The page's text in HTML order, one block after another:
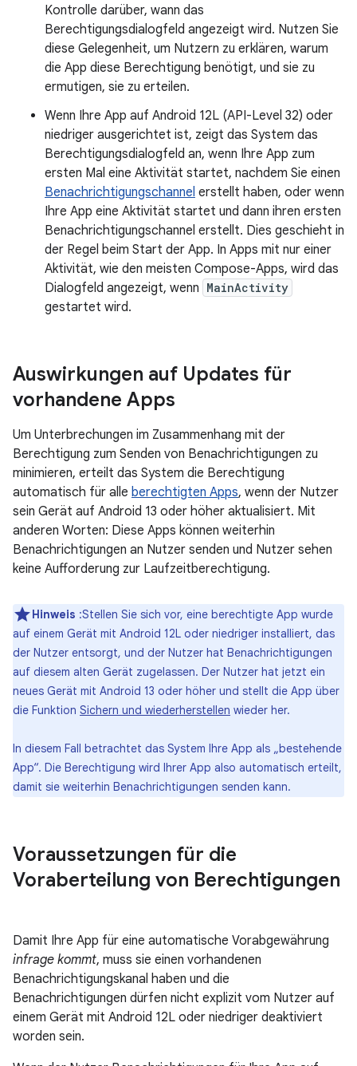
Kontrolle darüber, wann das
Berechtigungsdialogfeld angezeigt wird. Nutzen Sie
diese Gelegenheit, um Nutzern zu erklären, warum
die App diese Berechtigung benötigt, und sie zu
ermutigen, sie zu erteilen.
Wenn Ihre App auf Android 12L (API-Level 32) oder
niedriger ausgerichtet ist, zeigt das System das
Berechtigungsdialogfeld an, wenn Ihre App zum
ersten Mal eine Aktivität startet, nachdem Sie einen
Benachrichtigungschannel erstellt haben, oder wenn
Ihre App eine Aktivität startet und dann ihren ersten
Benachrichtigungschannel erstellt. Dies geschieht in
der Regel beim Start der App. In Apps mit nur einer
Aktivität, wie den meisten Compose-Apps, wird das
Dialogfeld angezeigt, wenn MainActivity
gestartet wird.
Auswirkungen auf Updates für
vorhandene Apps
Um Unterbrechungen im Zusammenhang mit der
Berechtigung zum Senden von Benachrichtigungen zu
minimieren, erteilt das System die Berechtigung
automatisch für alle berechtigten Apps, wenn der Nutzer
sein Gerät auf Android 13 oder höher aktualisiert. Mit
anderen Worten: Diese Apps können weiterhin
Benachrichtigungen an Nutzer senden und Nutzer sehen
keine Aufforderung zur Laufzeitberechtigung.
Hinweis :Stellen Sie sich vor, eine berechtigte App wurde
auf einem Gerät mit Android 12L oder niedriger installiert, das
der Nutzer entsorgt, und der Nutzer hat Benachrichtigungen
auf diesem alten Gerät zugelassen. Der Nutzer hat jetzt ein
neues Gerät mit Android 13 oder höher und stellt die App über
die Funktion Sichern und wiederherstellen wieder her.
In diesem Fall betrachtet das System Ihre App als „bestehende
App“. Die Berechtigung wird Ihrer App also automatisch erteilt,
damit sie weiterhin Benachrichtigungen senden kann.
Voraussetzungen für die
Voraberteilung von Berechtigungen
Damit Ihre App für eine automatische Vorabgewährung
infrage kommt, muss sie einen vorhandenen
Benachrichtigungskanal haben und die
Benachrichtigungen dürfen nicht explizit vom Nutzer auf
einem Gerät mit Android 12L oder niedriger deaktiviert
worden sein.